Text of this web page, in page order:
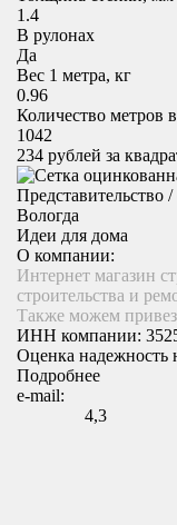
1.4
В рулонах
Да
Вес 1 метра, кг
0.96
Количество метров
1042
234 рублей за
Представительство /
Вологда
Идеи для дома
О компании:
Интернет магазин
строительства и
Также можем
ИНН компании:
Оценка надежность
Подробнее
e-mail:
4,3